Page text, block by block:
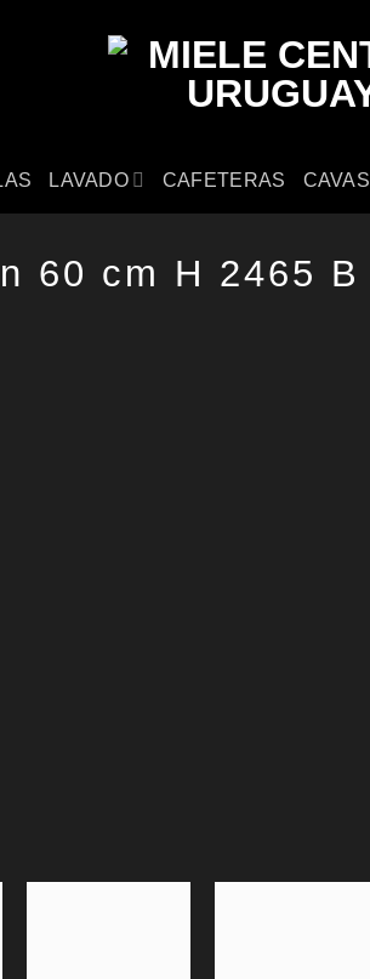
LAVADO CAFETERAS CAVAS
60 cm H 2465 B